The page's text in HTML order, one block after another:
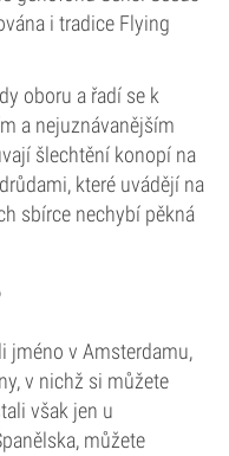
i tradice Flying
oboru a řadí se k
a nejuznávanějším
šlechtění konopí na
které uvádějí na
sbírce nechybí pěkná
jméno v Amsterdamu,
v nichž si můžete
však jen u
můžete